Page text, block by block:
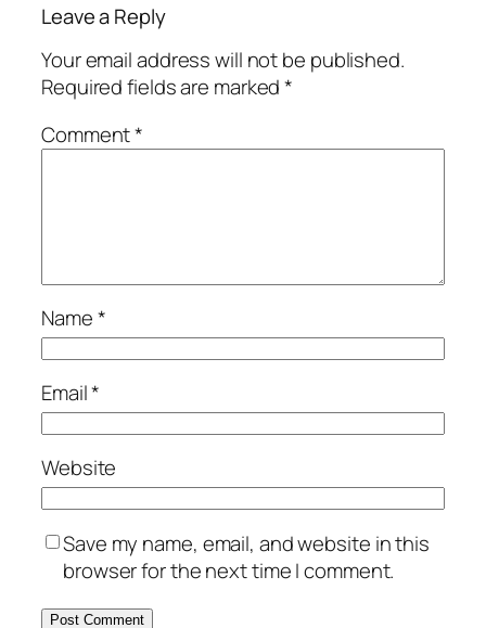
Leave a Reply
Your email address will not be published.
Required fields are marked*
Comment*
Name*
Email*
Website
Save my name, email, and website in this
browser for the next time I comment.